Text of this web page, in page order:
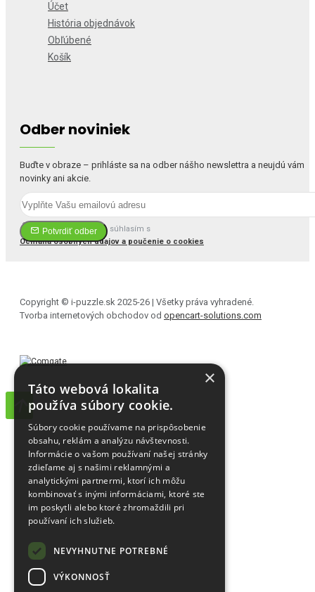
Účet
História objednávok
Obľúbené
Košík
Odber noviniek
Buďte v obraze – prihláste sa na odber nášho newslettra a neujdú vám
novinky ani akcie.
Potvrdiť odber
Prečítal(a) som si a súhlasím s
Ochrana osobných údajov a poučenie o cookies
Copyright © i-puzzle.sk 2025-26 | Všetky práva vyhradené.
Tvorba internetových obchodov od opencart-solutions.com
×
Táto webová lokalita
používa súbory cookie.
Súbory cookie používame na prispôsobenie
obsahu, reklám a analýzu návštevnosti.
Informácie o vašom používaní našej stránky
zdieľame aj s našimi reklamnými a
analytickými partnermi, ktorí ich môžu
kombinovať s inými informáciami, ktoré ste
im poskytli alebo ktoré zhromaždili pri
používaní ich služieb.
NEVYHNUTNE POTREBNÉ
VÝKONNOSŤ